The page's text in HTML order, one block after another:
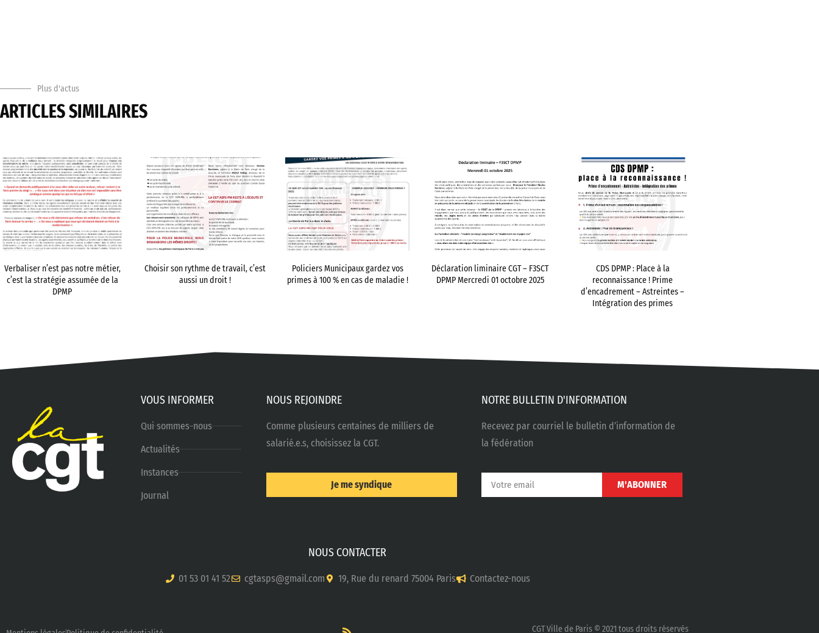
Plus d'actus
ARTICLES SIMILAIRES
Verbaliser n’est pas notre métier,
c’est la stratégie assumée de la
DPMP
Choisir son rythme de travail, c’est
aussi un droit !
Policiers Municipaux gardez vos
primes à 100 % en cas de maladie !
Déclaration liminaire CGT – F3SCT
DPMP Mercredi 01 octobre 2025
CDS DPMP : Place à la
reconnaissance ! Prime
d’encadrement – Astreintes –
Intégration des primes
VOUS INFORMER
Qui sommes-nous
Actualités
Instances
Journal
NOUS REJOINDRE
Comme plusieurs centaines de milliers de
salarié.e.s, choisissez la CGT.
Je me syndique
NOTRE BULLETIN D'INFORMATION
Recevez par courriel le bulletin d’information de
la fédération
M'ABONNER
NOUS CONTACTER
01 53 01 41 52 cgtasps@gmail.com 19, Rue du renard 75004 Paris Contactez-nous
CGT Ville de Paris © 2021 tous droits réservés